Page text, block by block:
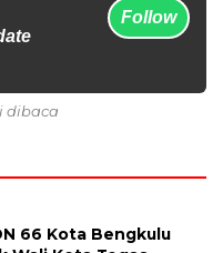
Follow
dibaca
66 Kota Bengkulu